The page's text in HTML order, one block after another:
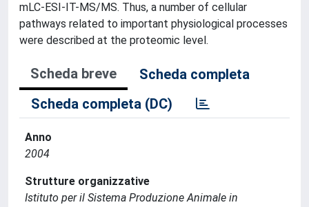
mLC-ESI-IT-MS/MS. Thus, a number of cellular
pathways related to important physiological processes
were described at the proteomic level.
Scheda breve
Scheda completa
Scheda completa (DC)
Anno
2004
Strutture organizzative
Istituto per il Sistema Produzione Animale in